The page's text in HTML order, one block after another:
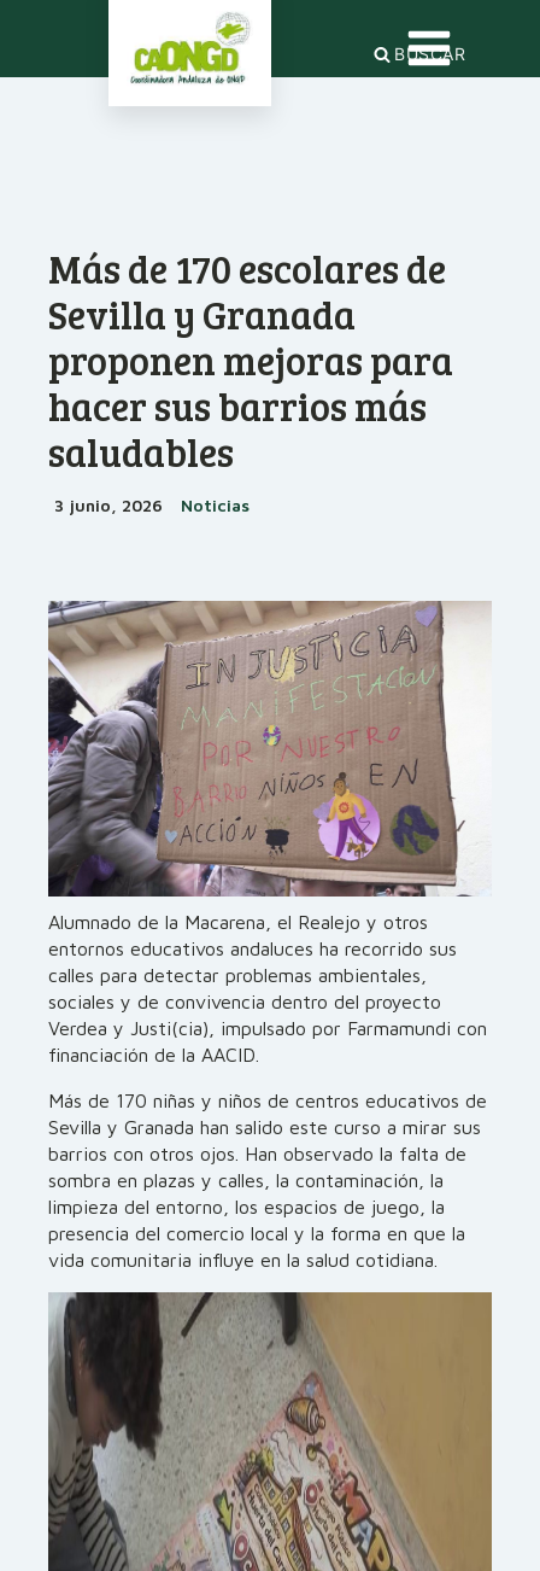
BUSCAR
Más de 170 escolares de
Sevilla y Granada
proponen mejoras para
hacer sus barrios más
saludables
3 junio, 2026 Noticias
Alumnado de la Macarena, el Realejo y otros
entornos educativos andaluces ha recorrido sus
calles para detectar problemas ambientales,
sociales y de convivencia dentro del proyecto
Verdea y Justi(cia), impulsado por Farmamundi con
financiación de la AACID.
Más de 170 niñas y niños de centros educativos de
Sevilla y Granada han salido este curso a mirar sus
barrios con otros ojos. Han observado la falta de
sombra en plazas y calles, la contaminación, la
limpieza del entorno, los espacios de juego, la
presencia del comercio local y la forma en que la
vida comunitaria influye en la salud cotidiana.